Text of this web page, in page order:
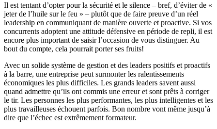
Il est tentant d’opter pour la sécurité et le silence – bref, d’éviter de «
jeter de l’huile sur le feu » – plutôt que de faire preuve d’un réel
leadership en communiquant de manière ouverte et proactive. Si vos
concurrents adoptent une attitude défensive en période de repli, il est
encore plus important de saisir l’occasion de vous distinguer. Au
bout du compte, cela pourrait porter ses fruits!
Avec un solide système de gestion et des leaders positifs et proactifs
à la barre, une entreprise peut surmonter les ralentissements
économiques les plus difficiles. Les grands leaders savent aussi
quand admettre qu’ils ont commis une erreur et sont prêts à corriger
le tir. Les personnes les plus performantes, les plus intelligentes et les
plus travailleuses échouent parfois. Bon nombre vont même jusqu’à
dire que l’échec est extrêmement formateur.